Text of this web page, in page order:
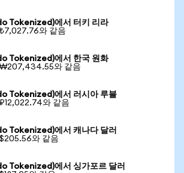
Tokenized)에서 터키 리라
와 같음
Tokenized)에서 한국 원화
₩207,434.55와 같음
Tokenized)에서 러시아 루블
와 같음
Tokenized)에서 캐나다 달러
와 같음
Tokenized)에서 싱가포르 달러